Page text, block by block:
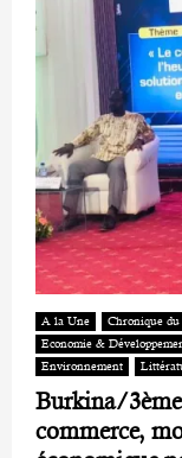
A la Une Chronique du
Economie &
Environnement
Burkina/
commerce,